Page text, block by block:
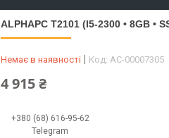
ALPHAPC T2101 (I5-2300 • 8GB •
Немає в наявності Код: AC-00007305
4 915 ₴
+380 (68) 616-95-62
Telegram